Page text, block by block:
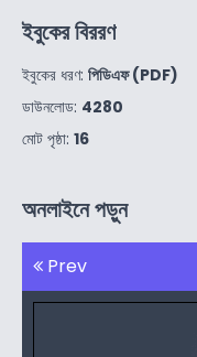
ইবুকের বিররণ
ইবুকের ধরণ: পিডিএফ (PDF)
ডাউনলোড: 4280
মোট পৃষ্ঠা: 16
অনলাইনে পড়ুন
Prev